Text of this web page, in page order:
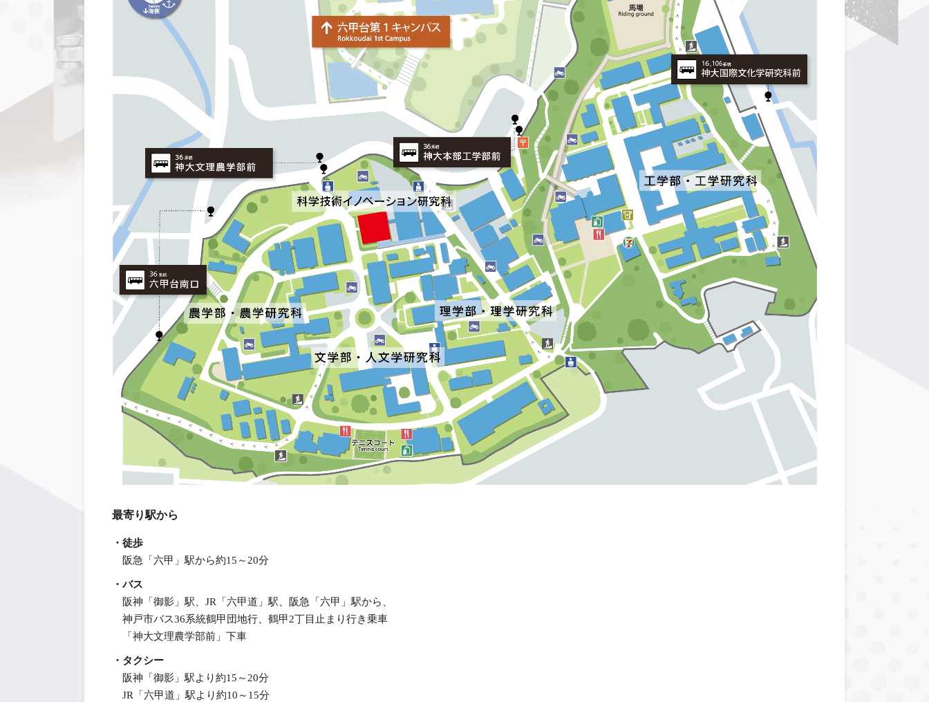
最寄り駅から
・徒歩
阪急「六甲」駅から約15～20分
・バス
阪神「御影」駅、JR「六甲道」駅、阪急「六甲」駅から、
神戸市バス36系統鶴甲団地行、鶴甲2丁目止まり行き乗車
「神大文理農学部前」下車
・タクシー
阪神「御影」駅より約15～20分
JR「六甲道」駅より約10～15分